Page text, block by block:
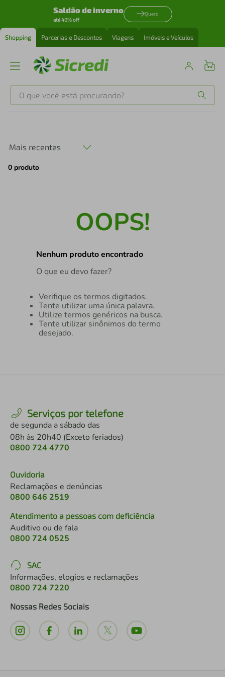
Saldão de inverno
até 40% off
Quero
Shopping Parcerias e Descontos Viagens Imóveis e Veículos
O que você está procurando?
Mais recentes
0 produto
OOPS!
Nenhum produto encontrado
O que eu devo fazer?
Verifique os termos digitados.
Tente utilizar uma única palavra.
Utilize termos genéricos na busca.
Tente utilizar sinônimos do termo
desejado.
Serviços por telefone
de segunda a sábado das
08h às 20h40 (Exceto feriados)
0800 724 4770
Ouvidoria
Reclamações e denúncias
0800 646 2519
Atendimento a pessoas com deficiência
Auditivo ou de fala
0800 724 0525
SAC
Informações, elogios e reclamações
0800 724 7220
Nossas Redes Sociais
2º
iphone